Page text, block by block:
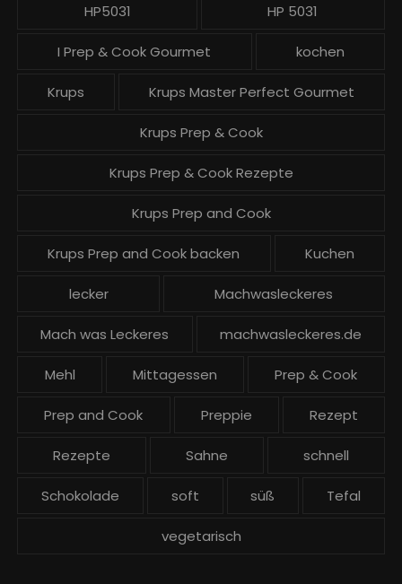
HP5031 HP 5031
I Prep & Cook Gourmet kochen
Krups Krups Master Perfect Gourmet
Krups Prep & Cook
Krups Prep & Cook Rezepte
Krups Prep and Cook
Krups Prep and Cook backen Kuchen
lecker Machwasleckeres
Mach was Leckeres machwasleckeres.de
Mehl Mittagessen Prep & Cook
Prep and Cook Preppie Rezept
Rezepte Sahne schnell
Schokolade soft süß Tefal
vegetarisch